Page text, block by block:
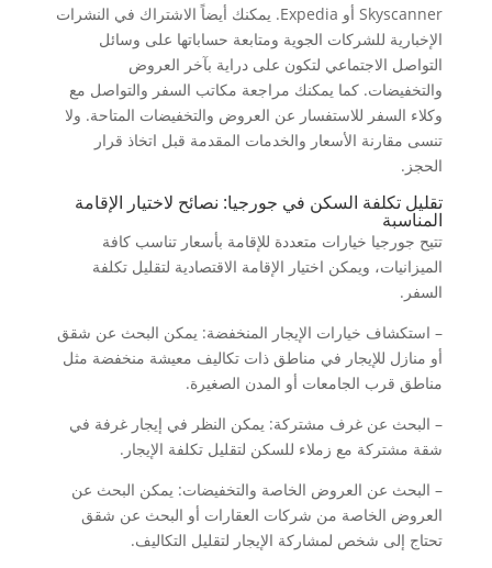
Skyscanner أو Expedia. يمكنك أيضاً الاشتراك في النشرات
الإخبارية للشركات الجوية ومتابعة حساباتها على وسائل
التواصل الاجتماعي لتكون على دراية بآخر العروض
والتخفيضات. كما يمكنك مراجعة مكاتب السفر والتواصل مع
وكلاء السفر للاستفسار عن العروض والتخفيضات المتاحة. ولا
تنسى مقارنة الأسعار والخدمات المقدمة قبل اتخاذ قرار
الحجز.
تقليل تكلفة السكن في جورجيا: نصائح لاختيار الإقامة
المناسبة
تتيح جورجيا خيارات متعددة للإقامة بأسعار تناسب كافة
الميزانيات، ويمكن اختيار الإقامة الاقتصادية لتقليل تكلفة
السفر.
– استكشاف خيارات الإيجار المنخفضة: يمكن البحث عن شقق
أو منازل للإيجار في مناطق ذات تكاليف معيشة منخفضة مثل
مناطق قرب الجامعات أو المدن الصغيرة.
– البحث عن غرف مشتركة: يمكن النظر في إيجار غرفة في
شقة مشتركة مع زملاء للسكن لتقليل تكلفة الإيجار.
– البحث عن العروض الخاصة والتخفيضات: يمكن البحث عن
العروض الخاصة من شركات العقارات أو البحث عن شقق
تحتاج إلى شخص لمشاركة الإيجار لتقليل التكاليف.